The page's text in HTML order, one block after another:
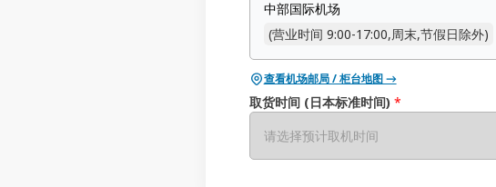
中部国际机场
(营业时间 9:00-17:00,周末,节假日除外)
查看机场邮局 / 柜台地图 →
取货时间 (日本标准时间) *
请选择预计取机时间